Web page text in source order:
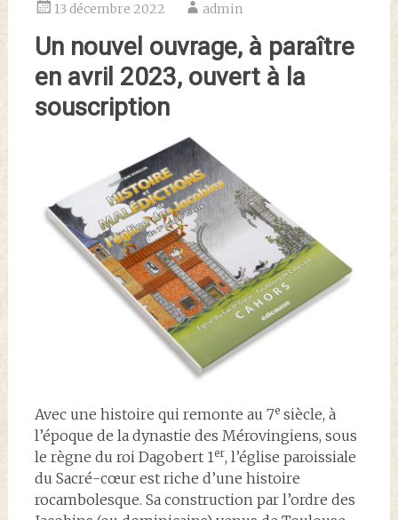
13 décembre 2022 admin
Un nouvel ouvrage, à paraître
en avril 2023, ouvert à la
souscription
Avec une histoire qui remonte au 7esiècle, à
l’époque de la dynastie des Mérovingiens, sous
le règne du roi Dagobert 1er, l’église paroissiale
du Sacré-cœur est riche d’une histoire
rocambolesque. Sa construction par l’ordre des